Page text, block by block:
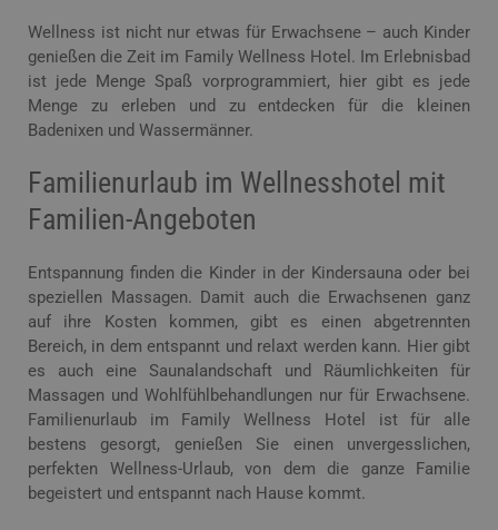
Wellness ist nicht nur etwas für Erwachsene – auch Kinder
genießen die Zeit im Family Wellness Hotel. Im Erlebnisbad
ist jede Menge Spaß vorprogrammiert, hier gibt es jede
Menge zu erleben und zu entdecken für die kleinen
Badenixen und Wassermänner.
Familienurlaub im Wellnesshotel mit
Familien-Angeboten
Entspannung finden die Kinder in der Kindersauna oder bei
speziellen Massagen. Damit auch die Erwachsenen ganz
auf ihre Kosten kommen, gibt es einen abgetrennten
Bereich, in dem entspannt und relaxt werden kann. Hier gibt
es auch eine Saunalandschaft und Räumlichkeiten für
Massagen und Wohlfühlbehandlungen nur für Erwachsene.
Familienurlaub im Family Wellness Hotel ist für alle
bestens gesorgt, genießen Sie einen unvergesslichen,
perfekten Wellness-Urlaub, von dem die ganze Familie
begeistert und entspannt nach Hause kommt.